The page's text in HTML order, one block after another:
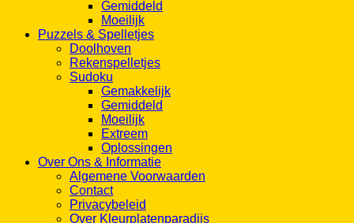
Gemiddeld
Moeilijk
Puzzels & Spelletjes
Doolhoven
Rekenspelletjes
Sudoku
Gemakkelijk
Gemiddeld
Moeilijk
Extreem
Oplossingen
Over Ons & Informatie
Algemene Voorwaarden
Contact
Privacybeleid
Over Kleurplatenparadijs